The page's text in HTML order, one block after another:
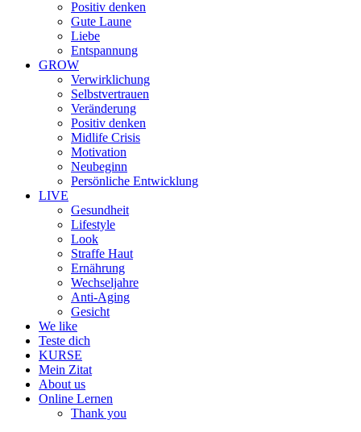
Positiv denken
Gute Laune
Liebe
Entspannung
GROW
Verwirklichung
Selbstvertrauen
Veränderung
Positiv denken
Midlife Crisis
Motivation
Neubeginn
Persönliche Entwicklung
LIVE
Gesundheit
Lifestyle
Look
Straffe Haut
Ernährung
Wechseljahre
Anti-Aging
Gesicht
We like
Teste dich
KURSE
Mein Zitat
About us
Online Lernen
Thank you